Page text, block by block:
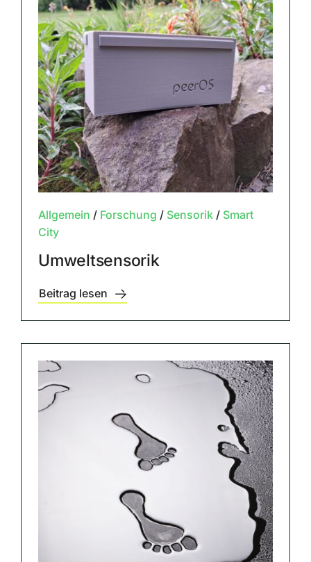
Allgemein / Forschung / Sensorik/ Smart
City
Umweltsensorik
Beitrag lesen